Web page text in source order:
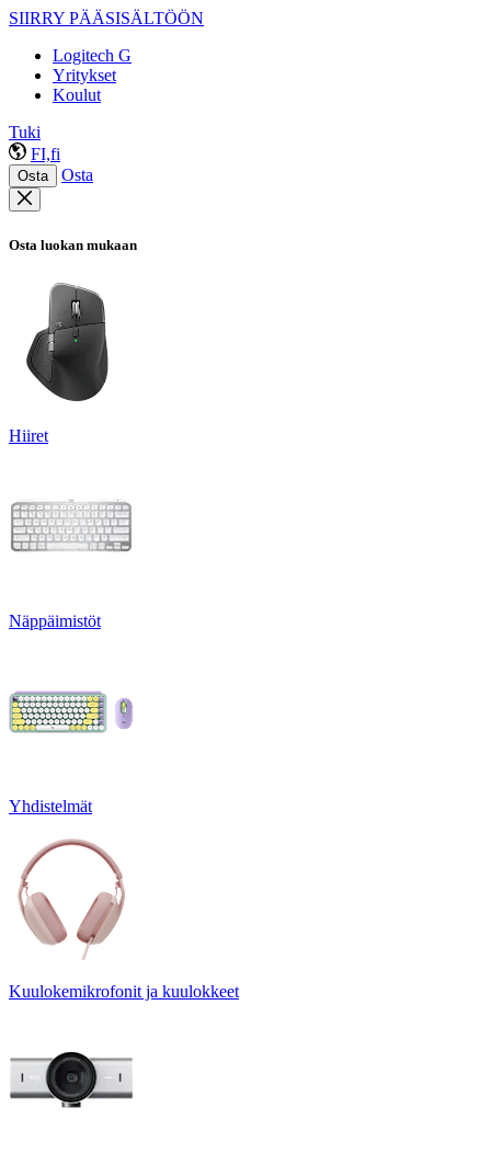
SIIRRY PÄÄSISÄLTÖÖN
Logitech G
Yritykset
Koulut
Tuki
FI,fi
Osta Osta
Osta luokan mukaan
Hiiret
Näppäimistöt
Yhdistelmät
Kuulokemikrofonit ja kuulokkeet